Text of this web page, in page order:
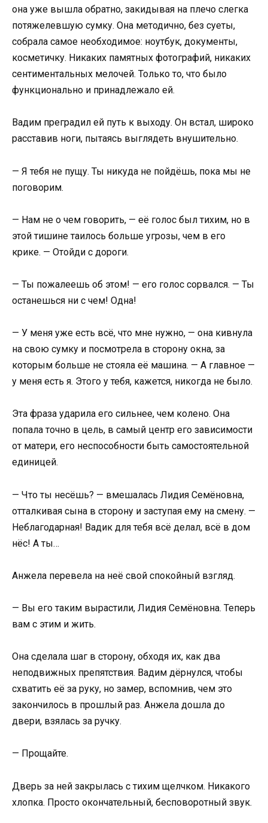
она уже вышла обратно, закидывая на плечо слегка
потяжелевшую сумку. Она методично, без суеты,
собрала самое необходимое: ноутбук, документы,
косметичку. Никаких памятных фотографий, никаких
сентиментальных мелочей. Только то, что было
функционально и принадлежало ей.
Вадим преградил ей путь к выходу. Он встал, широко
расставив ноги, пытаясь выглядеть внушительно.
— Я тебя не пущу. Ты никуда не пойдёшь, пока мы не
поговорим.
— Нам не о чем говорить, — её голос был тихим, но в
этой тишине таилось больше угрозы, чем в его
крике. — Отойди с дороги.
— Ты пожалеешь об этом! — его голос сорвался. — Ты
останешься ни с чем! Одна!
— У меня уже есть всё, что мне нужно, — она кивнула
на свою сумку и посмотрела в сторону окна, за
которым больше не стояла её машина. — А главное —
у меня есть я. Этого у тебя, кажется, никогда не было.
Эта фраза ударила его сильнее, чем колено. Она
попала точно в цель, в самый центр его зависимости
от матери, его неспособности быть самостоятельной
единицей.
— Что ты несёшь? — вмешалась Лидия Семёновна,
отталкивая сына в сторону и заступая ему на смену. —
Неблагодарная! Вадик для тебя всё делал, всё в дом
нёс! А ты…
Анжела перевела на неё свой спокойный взгляд.
— Вы его таким вырастили, Лидия Семёновна. Теперь
вам с этим и жить.
Она сделала шаг в сторону, обходя их, как два
неподвижных препятствия. Вадим дёрнулся, чтобы
схватить её за руку, но замер, вспомнив, чем это
закончилось в прошлый раз. Анжела дошла до
двери, взялась за ручку.
— Прощайте.
Дверь за ней закрылась с тихим щелчком. Никакого
хлопка. Просто окончательный, бесповоротный звук.